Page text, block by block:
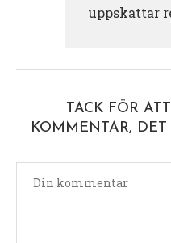
uppskattar
TACK FÖR
KOMMENTAR, DET